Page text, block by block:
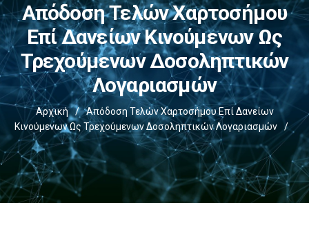
Απόδοση Τελών Χαρτοσήμου
Επί Δανείων Κινούμενων Ως
Τρεχούμενων Δοσοληπτικών
Λογαριασμών
Αρχική /
Απόδοση Τελών Χαρτοσήμου Επί Δανείων
Κινούμενων Ως Τρεχούμενων Δοσοληπτικών Λογαριασμών
/